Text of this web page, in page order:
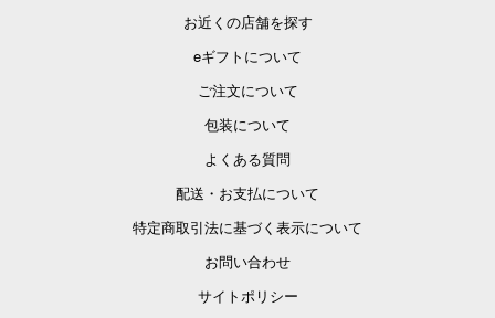
お近くの店舗を探す
eギフトについて
ご注文について
包装について
よくある質問
配送・お支払について
特定商取引法に基づく表示について
お問い合わせ
サイトポリシー